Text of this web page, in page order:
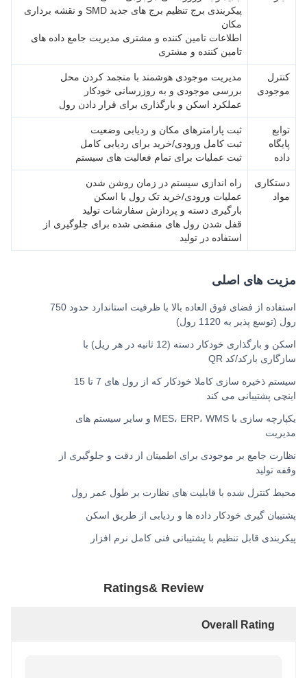
پیکربندی برج تنظیم برج های جدید SMD و نقشه برداری
مکان
اطلاعات تامین کننده و مشتری مدیریت جامع داده های
تامین کننده و مشتری
کنترل
موجودی
مدیریت موجودی هوشمند با منجمد کردن محل
بررسی موجودی و به روزرسانی خودکار
عملکرد اسکن و بارگذاری برای قرار دادن رول
توابع
پایگاه
داده
ثبت پارامترهای مکان و ردیابی وضعیت
ثبت کامل ورودی/خرید برای ردیابی کامل
ثبت عملیات برای تمام فعالیت های سیستم
دستکاری
مواد
راه اندازی سیستم در زمان روشن شدن
عملیات ورودی/خرید تک رول با اسکن
بارگیری دسته و پردازش سفارشات تولید
قفل شدن رول های منقضی شده برای جلوگیری از
استفاده در تولید
مزیت های اصلی
استفاده از فضای فوق العاده بالا با ظرفیت استاندارد حدود 750
رول (توسع پذیر به 1120 رول)
اسکن و بارگذاری خودکار دسته (12 ثانیه در هر ریل) با
سازگاری بارکد/کد QR
سیستم ذخیره سازی کاملا خودکار که از رول های 7 تا 15
اینچی پشتیبانی می کند
یکپارچه سازی با MES، ERP، WMS و سایر سیستم های
مدیریت
نظارت جامع بر موجودی برای اطمینان از دقت و جلوگیری از
وقفه تولید
محیط کنترل شده با قابلیت های نظارت بر طول عمر رول
پشتیبان گیری خودکار داده ها و ردیابی از طریق اسکن
پیکربندی قابل تنظیم با پشتیبانی فنی کامل نرم افزار
Ratings& Review
Overall Rating